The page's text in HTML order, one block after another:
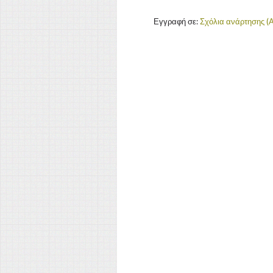
Εγγραφή σε:Σχόλια ανάρτησης